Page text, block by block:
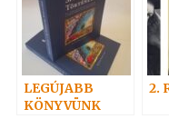
LEGÚJABB
KÖNYVÜNK
2.